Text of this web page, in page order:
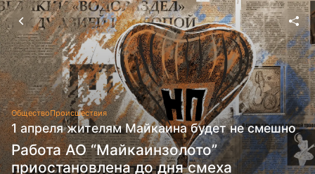
ОбществоПроисшествия
1 апреля жителям Майкаина будет не смешно
Работа АО “Майкаинзолото”
приостановлена до дня смеха